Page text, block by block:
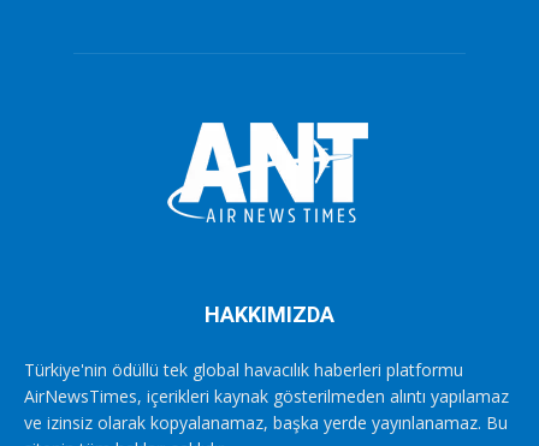
HAKKIMIZDA
Türkiye'nin ödüllü tek global havacılık haberleri platformu
AirNewsTimes, içerikleri kaynak gösterilmeden alıntı yapılamaz
ve izinsiz olarak kopyalanamaz, başka yerde yayınlanamaz. Bu